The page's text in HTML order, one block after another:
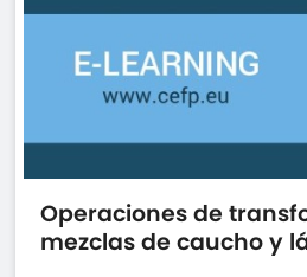
Operaciones de
mezclas de caucho y